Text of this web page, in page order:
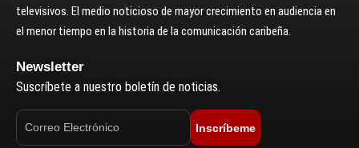
televisivos. El medio noticioso de mayor crecimiento en audiencia en
el menor tiempo en la historia de la comunicación caribeña.
Newsletter
Suscríbete a nuestro boletín de noticias.
Inscríbeme